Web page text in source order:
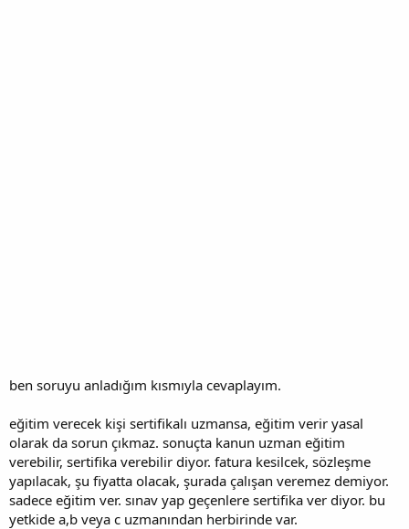
ben soruyu anladığım kısmıyla cevaplayım.
eğitim verecek kişi sertifikalı uzmansa, eğitim verir yasal
olarak da sorun çıkmaz. sonuçta kanun uzman eğitim
verebilir, sertifika verebilir diyor. fatura kesilcek, sözleşme
yapılacak, şu fiyatta olacak, şurada çalışan veremez demiyor.
sadece eğitim ver. sınav yap geçenlere sertifika ver diyor. bu
yetkide a,b veya c uzmanından herbirinde var.